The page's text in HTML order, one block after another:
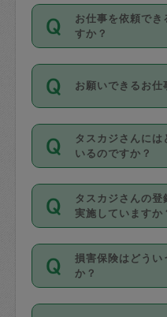
丈夫です。
デビットカード
リカ、au
銀行振込や現金
なお、タスカジ
金のご請求と合
動計算で表示さ
す。
定期の最低利用
りに、一定数を
（例：毎週定期
ンセルが有償（
は２回以上のキ
交通費は依頼料
料金のご請求と
ます。交通費の
お仕事を依頼でき
すか？
時間帯は3種類
たり３時間です
・ＡＭ ９時～
・ＰＭ １３時～
・夜 １８時～
開始時間を２時
能です。依頼送
んにメッセージ
い。ただし、２
お願いできるお仕
掃除、整理収納
作り置きです。
きる仕事の範囲
する前にタスカ
確認してください
基本的に、高所
外での作業は対
タスカジさんに
いるのですか？
主婦として長年
方、栄養士・調
育園や学校の給
係の専門職に従
すでにハウスキ
てお仕事をして
タスカジさんの
実施していますか
応募の際に、各
を行っています
写真提出をして
損害保険はどうい
か？
依頼者とタスカ